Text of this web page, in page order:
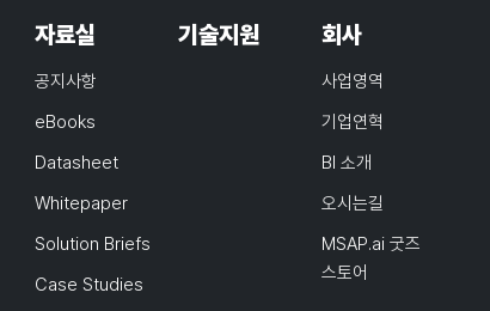
자료실
공지사항
eBooks
Datasheet
Whitepaper
Solution Briefs
Case Studies
기술지원 회사
사업영역
기업연혁
BI 소개
오시는길
MSAP.ai 굿즈
스토어